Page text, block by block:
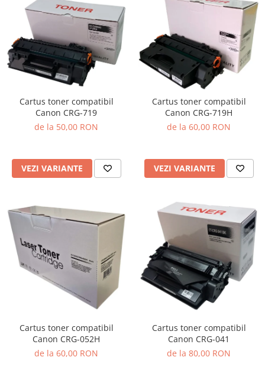
Cartus toner compatibil
Canon CRG-719
de la 50,00 RON
VEZI VARIANTE
Cartus toner compatibil
Canon CRG-719H
de la 60,00 RON
VEZI VARIANTE
Cartus toner compatibil
Canon CRG-052H
de la 60,00 RON
Cartus toner compatibil
Canon CRG-041
de la 80,00 RON